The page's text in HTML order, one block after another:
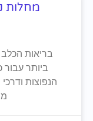
מחלות
בריאות
ביותר
הנפוצות